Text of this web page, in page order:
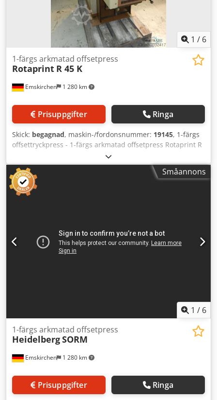
1 / 6
Emskirchen 1 280 km
1-färgs arkmatad offsetpress
Rotaprint R 45 K
Prisuppgifter Ringa
Skick: begagnad, maskin-/fordonsnummer: 19145, 1-färgs
offsettryckpress - 1-färgs arkmatad offsetpress Rotaprint R
45 K Dkjdpfxeh Axxbo Ahnor Online-videoinspektion via
Skype-video Vi ser mycket gärna ert besök – fler maskiner i
lager Omedelbart tillgänglig – Kan besiktigas I lager i
Emskirchen / Nürnberg – Kan testas
Småannons
1 / 6
Emskirchen 1 280 km
1-färgs arkmatad offsetpress
HeidelbergSORM
Prisuppgifter Ringa